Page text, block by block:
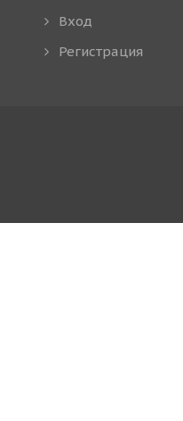
Вход
Регистрация